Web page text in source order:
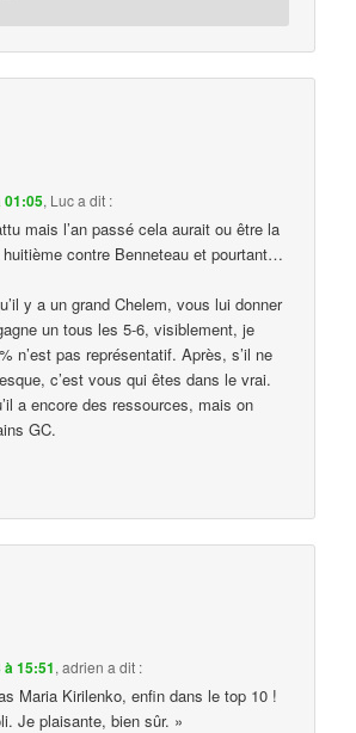
01:05, Luca dit :
mais l’an passé cela aurait ou être la
contre Benneteau et pourtant…
y a un grand Chelem, vous lui donner
un tous les 5-6, visiblement, je
n’est pas représentatif. Après, s’il ne
c’est vous qui êtes dans le vrai.
a encore des ressources, mais on
GC.
15:51,adrien a dit :
Maria Kirilenko, enfin dans le top 10 !
Je plaisante, bien sûr. »